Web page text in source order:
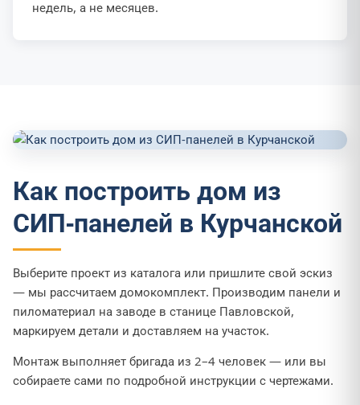
недель, а не месяцев.
Как построить дом из
СИП-панелей в Курчанской
Выберите проект из каталога или пришлите свой эскиз
— мы рассчитаем домокомплект. Производим панели и
пиломатериал на заводе в станице Павловской,
маркируем детали и доставляем на участок.
Монтаж выполняет бригада из 2–4 человек — или вы
собираете сами по подробной инструкции с чертежами.